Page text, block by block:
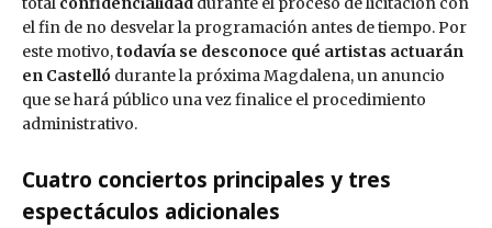
el fin de no desvelar la programación antes de tiempo. Por
este motivo,todavía se desconoce qué artistas actuarán
en Castelló durante la próxima Magdalena, un anuncio
que se hará público una vez finalice el procedimiento
administrativo.
Cuatro conciertos principales y tres
espectáculos adicionales